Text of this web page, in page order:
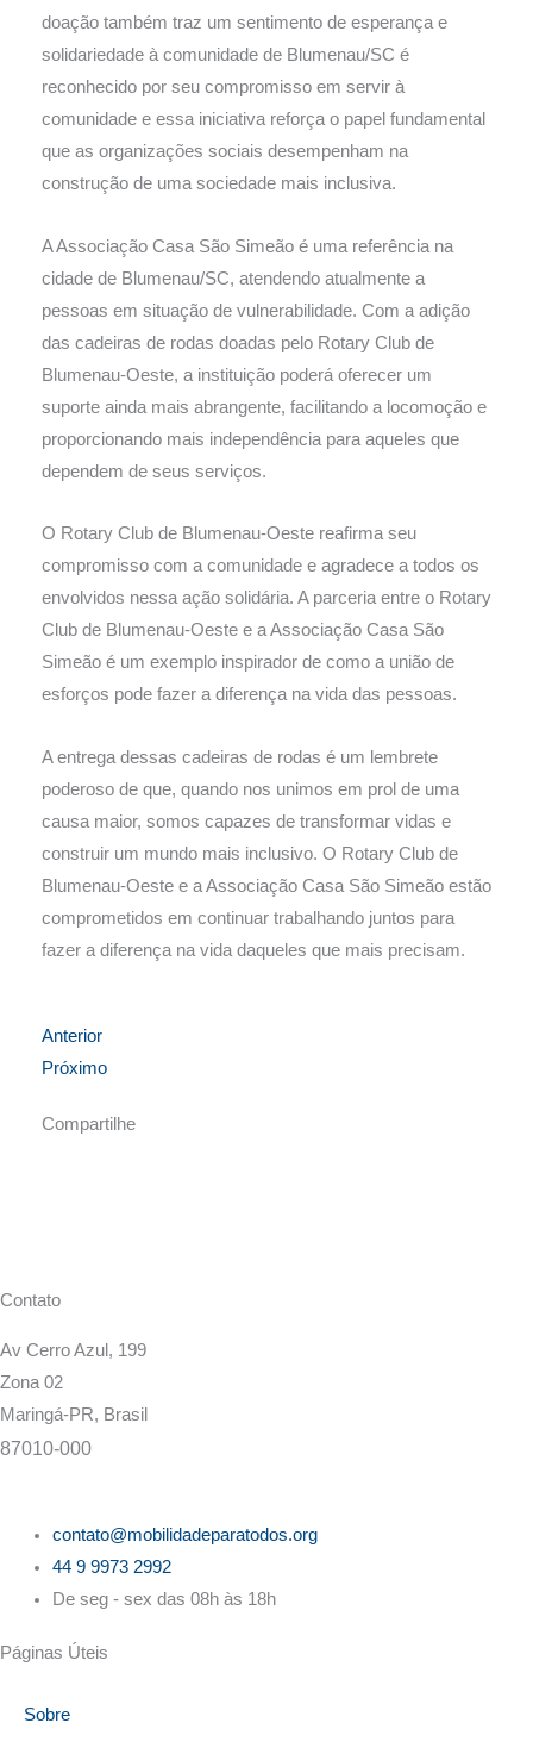
doação também traz um sentimento de esperança e
solidariedade à comunidade de Blumenau/SC é
reconhecido por seu compromisso em servir à
comunidade e essa iniciativa reforça o papel fundamental
que as organizações sociais desempenham na
construção de uma sociedade mais inclusiva.
A Associação Casa São Simeão é uma referência na
cidade de Blumenau/SC, atendendo atualmente a
pessoas em situação de vulnerabilidade. Com a adição
das cadeiras de rodas doadas pelo Rotary Club de
Blumenau-Oeste, a instituição poderá oferecer um
suporte ainda mais abrangente, facilitando a locomoção e
proporcionando mais independência para aqueles que
dependem de seus serviços.
O Rotary Club de Blumenau-Oeste reafirma seu
compromisso com a comunidade e agradece a todos os
envolvidos nessa ação solidária. A parceria entre o Rotary
Club de Blumenau-Oeste e a Associação Casa São
Simeão é um exemplo inspirador de como a união de
esforços pode fazer a diferença na vida das pessoas.
A entrega dessas cadeiras de rodas é um lembrete
poderoso de que, quando nos unimos em prol de uma
causa maior, somos capazes de transformar vidas e
construir um mundo mais inclusivo. O Rotary Club de
Blumenau-Oeste e a Associação Casa São Simeão estão
comprometidos em continuar trabalhando juntos para
fazer a diferença na vida daqueles que mais precisam.
Anterior
Próximo
Compartilhe
Páginas Úteis
Sobre
Contato
Av Cerro Azul, 199
Zona 02
Maringá-PR, Brasil
87010-000
contato@mobilidadeparatodos.org
44 9 9973 2992
De seg - sex das 08h às 18h